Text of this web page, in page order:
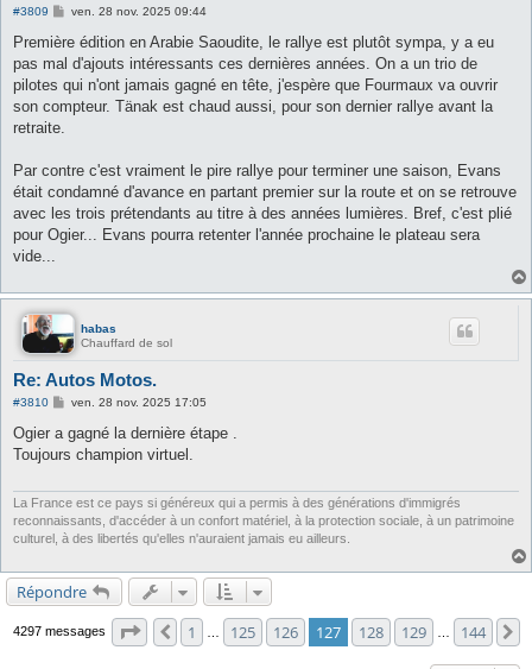
#3809
M
s
a
g
e
ven. 28 nov. 2025 09:44
Première édition en Arabie Saoudite, le rallye est plutôt sympa, y a eu
pas mal d'ajouts intéressants ces dernières années. On a un trio de
pilotes qui n'ont jamais gagné en tête, j'espère que Fourmaux va ouvrir
son compteur. Tänak est chaud aussi, pour son dernier rallye avant la
retraite.
Par contre c'est vraiment le pire rallye pour terminer une saison, Evans
était condamné d'avance en partant premier sur la route et on se retrouve
avec les trois prétendants au titre à des années lumières. Bref, c'est plié
pour Ogier... Evans pourra retenter l'année prochaine le plateau sera
vide...
habas
Chauffard de sol
Re: Autos Motos.
#3810
M
s
s
a
ven. 28 nov. 2025 17:05
Ogier a gagné la dernière étape .
Toujours champion virtuel.
La France est ce pays si généreux qui a permis à des générations d'immigrés
reconnaissants, d'accéder à un confort matériel, à la protection sociale, à un patrimoine
culturel, à des libertés qu'elles n'auraient jamais eu ailleurs.
Répondre
4297 messages Page 127 sur144
Précédente
1 125 126 127 128 129 144